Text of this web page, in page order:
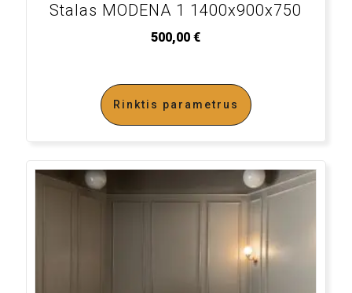
Stalas MODENA 1 1400x900x750
500,00€
Rinktis parametrus